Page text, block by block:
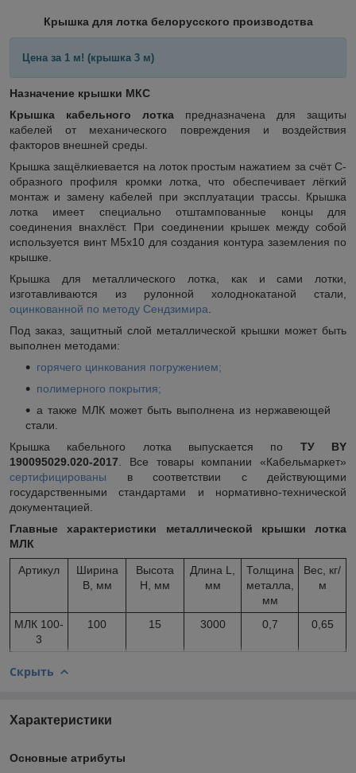
Крышка для лотка белорусского производства
Цена за 1 м! (крышка 3 м)
Назначение крышки МКС
Крышка кабельного лотка предназначена для защиты
кабелей от механического повреждения и воздействия
факторов внешней среды.
Крышка защёлкиевается на лоток простым нажатием за счёт С-
образного профиля кромки лотка, что обеспечивает лёгкий
монтаж и замену кабелей при эксплуатации трассы. Крышка
лотка имеет специально отштампованные концы для
соединения внахлёст. При соединении крышек между собой
используется винт М5х10 для создания контура заземления по
крышке.
Крышка для металлического лотка, как и сами лотки,
изготавливаются из рулонной холоднокатаной стали,
оцинкованной по методу Сендзимира
Под заказ, защитный слой металлической крышки может быть
выполнен методами:
горячего цинкования погружением;
полимерного покрытия;
а также МЛК может быть выполнена из нержавеющей
стали.
Крышка кабельного лотка выпускается по ТУ BY
190095029.020-2017 . Все товары компании «Кабельмаркет»
сертифицированы в соответствии с действующими
государственными стандартами и нормативно-технической
документацией.
Главные характеристики металлической крышки лотка
МЛК
Артикул
Ширина
B, мм
Высота
H, мм
Длина L,
мм
Толщина
металла,
мм
Вес, кг/
м
МЛК 100-
3
100 15 3000 0,7 0,65
Скрыть
Характеристики
Основные атрибуты